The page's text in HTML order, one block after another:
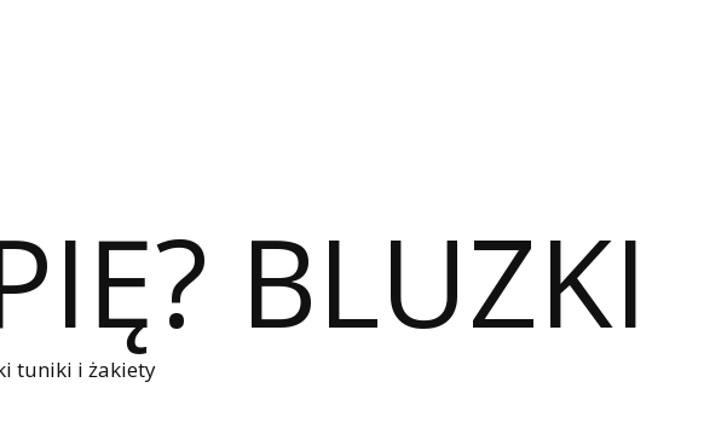
BLUZKI
tuniki i żakiety